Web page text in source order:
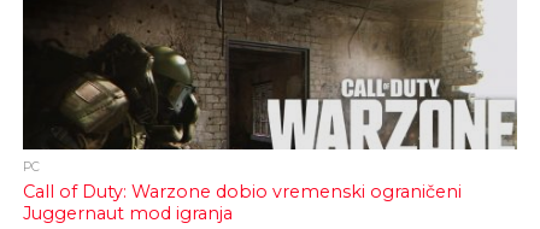
PC
Call of Duty: Warzone dobio vremenski ograničeni
Juggernaut mod igranja